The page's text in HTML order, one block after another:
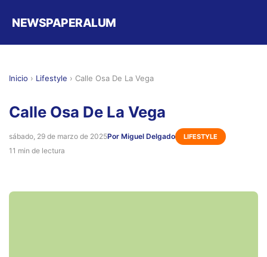
NEWSPAPERALUM
Inicio › Lifestyle › Calle Osa De La Vega
Calle Osa De La Vega
sábado, 29 de marzo de 2025Por Miguel Delgado LIFESTYLE
11 min de lectura